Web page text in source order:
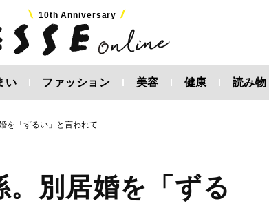
10th Anniversary
い ファッション 美容 健康 読み物
を「ずるい」と言われて…
別居婚を「ずる